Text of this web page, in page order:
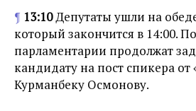
¶ 13:10Депутаты ушли на
который закончится в 14:00.
парламентарии продолжат
кандидату на пост спикера от
Курманбеку Осмонову.